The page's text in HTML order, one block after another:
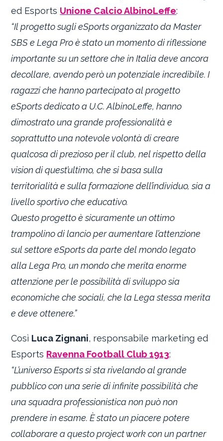
ed Esports Unione Calcio AlbinoLeffe:
“Il progetto sugli eSports organizzato da Master
SBS e Lega Pro è stato un momento di riflessione
importante su un settore che in Italia deve ancora
decollare, avendo però un potenziale incredibile. I
ragazzi che hanno partecipato al progetto
eSports dedicato a U.C. AlbinoLeffe, hanno
dimostrato una grande professionalità e
soprattutto una notevole volontà di creare
qualcosa di prezioso per il club, nel rispetto della
vision di quest’ultimo, che si basa sulla
territorialità e sulla formazione dell’individuo, sia a
livello sportivo che educativo.
Questo progetto è sicuramente un ottimo
trampolino di lancio per aumentare l’attenzione
sul settore eSports da parte del mondo legato
alla Lega Pro, un mondo che merita enorme
attenzione per le possibilità di sviluppo sia
economiche che sociali, che la Lega stessa merita
e deve ottenere.”
Così Luca Zignani, responsabile marketing ed
Esports Ravenna Football Club 1913:
“L’universo Esports si sta rivelando al grande
pubblico con una serie di infinite possibilità che
una squadra professionistica non può non
prendere in esame. È stato un piacere potere
collaborare a questo project work con un partner